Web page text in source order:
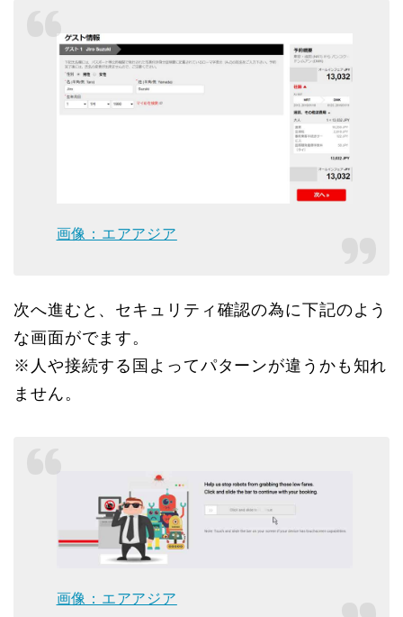
画像：エアアジア
次へ進むと、セキュリティ確認の為に下記のよう
な画面がでます。
※人や接続する国よってパターンが違うかも知れ
ません。
画像：エアアジア